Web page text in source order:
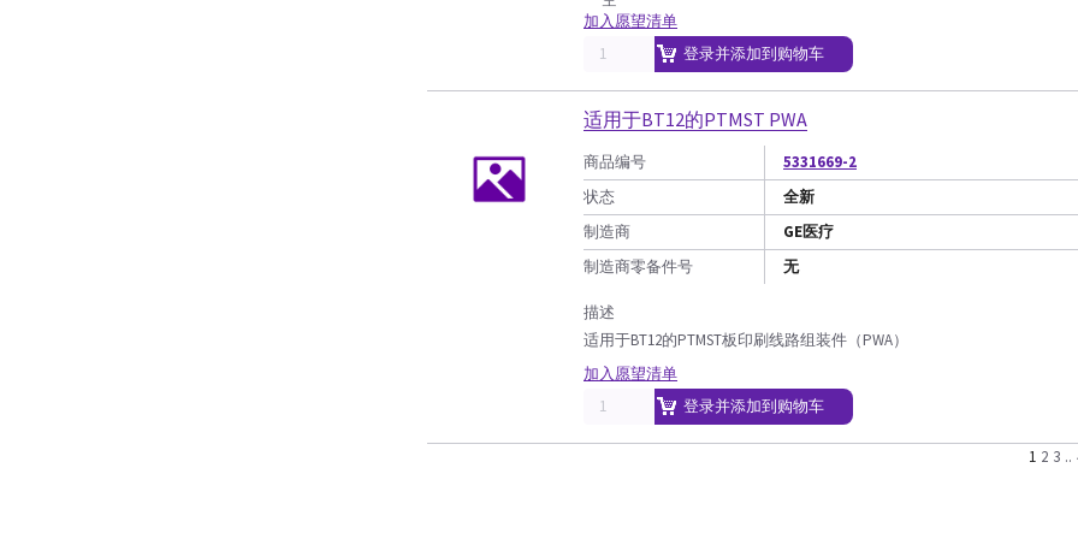
加入愿望清单
登录并添加到购物车
适用于BT12的PTMST PWA
商品编号
5331669-2
状态
全新
制造商
GE医疗
制造商零备件号
无
描述
适用于BT12的PTMST板印刷线路组装件（PWA）
加入愿望清单
登录并添加到购物车
1 2 3 ..